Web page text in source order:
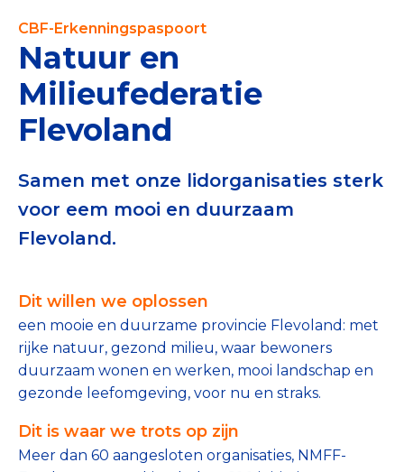
Publiek
Veilig geven met het CBF-keurmerk
Check het CBF-keurmerk van een goed doel
Download de Geef Gerust Checklist
Tips bij doneren: zo geef je veilig
Betrouwbare data over goede doelen
CBF-publicaties
State of the Sector
CBF-Erkenningspaspoort
Natuur en
Milieufederatie
Flevoland
Samen met onze lidorganisaties sterk
voor eem mooi en duurzaam
Flevoland.
Dit willen we oplossen
een mooie en duurzame provincie Flevoland: met
rijke natuur, gezond milieu, waar bewoners
duurzaam wonen en werken, mooi landschap en
gezonde leefomgeving, voor nu en straks.
Dit is waar we trots op zijn
Meer dan 60 aangesloten organisaties, NMFF-